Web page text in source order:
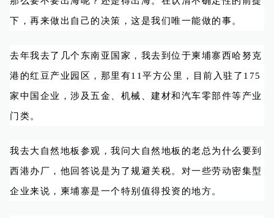
下，再来做出自己的决策，这是我们唯一能做的事。
去年我去了几个东南亚国家，我去到位于柬埔寨西哈努克
港的红豆产业园区，那里有11平方公里，目前入驻了175
家中国企业，涉及五金、机械、建材和汽车零部件等产业
门类。
我去大自然地板参观，我问大自然地板的老总为什么要到
西港办厂，他回答说是为了规避关税。对一些劳动密集型
企业来说，柬埔寨是一个特别值得投资的地方。